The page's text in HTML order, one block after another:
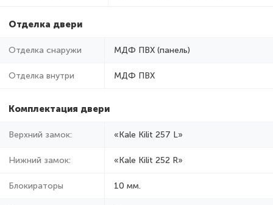
Отделка двери
Отделка снаружи МДФ ПВХ (панель)
Отделка внутри МДФ ПВХ
Комплектация двери
Верхний замок: «Kale Kilit 257 L»
Нижний замок: «Kale Kilit 252 R»
Блокираторы 10 мм.